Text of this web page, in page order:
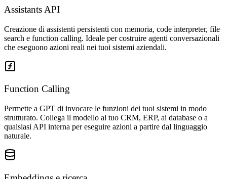
Assistants API
Creazione di assistenti persistenti con memoria, code interpreter, file
search e function calling. Ideale per costruire agenti conversazionali
che eseguono azioni reali nei tuoi sistemi aziendali.
Function Calling
Permette a GPT di invocare le funzioni dei tuoi sistemi in modo
strutturato. Collega il modello al tuo CRM, ERP, ai database o a
qualsiasi API interna per eseguire azioni a partire dal linguaggio
naturale.